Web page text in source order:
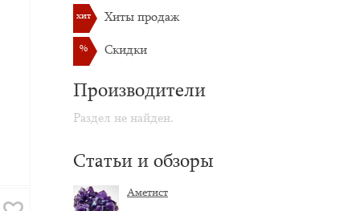
хит Хиты продаж
% Скидки
Производители
Раздел не найден.
Статьи и обзоры
Аметист